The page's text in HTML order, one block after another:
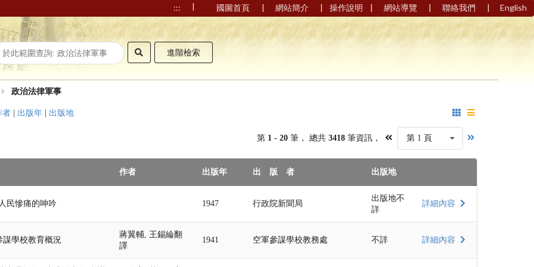
::: | 國圖首頁 | 網站簡介 | 操作說明 | 網站導覽 | 聯絡我們 | English
進階檢索
政治法律軍事
者 出版年 出版地
第 1 - 20筆， 總共3418 筆資訊， 第 1 頁
作者 出版年 出 版 者 出版地
民慘痛的呻吟 1947 行政院新聞局
出版地不
詳
詳細內容
謀學校教育概況
蔣翼輔, 王錫綸翻
譯
1941 空軍參謀學校教務處 不詳 詳細內容